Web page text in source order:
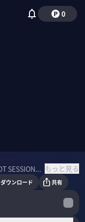
0
Video Podcast番組「PIVOT SESSION」。Pricing Studioの高橋社長に「成功するプライシングの秘訣」について聞いた。[sponsored] ＜ゲスト＞ プライシングスタジオ株式会社（ もっと見る
ダウンロード 共有